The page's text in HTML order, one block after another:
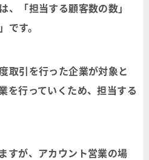
、「担当する顧客数の数」
です。
取引を行った企業が対象と
を行っていくため、担当する
すが、アカウント営業の場